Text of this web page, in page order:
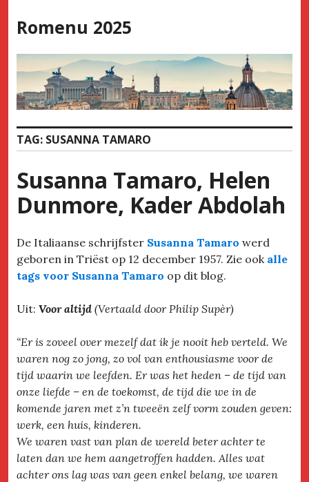
to
Romenu 2025
TAG: SUSANNA TAMARO
Susanna Tamaro, Helen
Dunmore, Kader Abdolah
De Italiaanse schrijfster Susanna Tamaro werd
geboren in Triëst op 12 december 1957. Zie ook alle
tags voor Susanna Tamaro op dit blog.
Uit: Voor altijd (Vertaald door Philip Supèr)
“Er is zoveel over mezelf dat ik je nooit heb verteld. We
waren nog zo jong, zo vol van enthousiasme voor de
tijd waarin we leefden. Er was het heden – de tijd van
onze liefde – en de toekomst, de tijd die we in de
komende jaren met z’n tweeën zelf vorm zouden geven:
werk, een huis, kinderen.
We waren vast van plan de wereld beter achter te
laten dan we hem aangetroffen hadden. Alles wat
achter ons lag was van geen enkel belang, we waren